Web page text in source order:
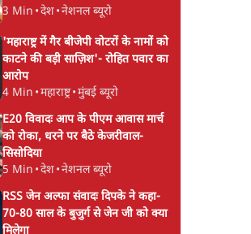
3 Min •देश•नेशनल ब्यूरो
'महाराष्ट्र में गैर बीजेपी वोटरों के नामों को
काटने की बड़ी साज़िश'- रोहित पवार का
आरोप
4 Min •महाराष्ट्र•मुंबई ब्यूरो
E20 विवादः आप के पीएम आवास मार्च
को रोका, धरने पर बैठे केजरीवाल-
सिसोदिया
5 Min •देश•नेशनल ब्यूरो
RSS जेन अल्फा संवादः दिपके ने कहा-
70-80 साल के बुजुर्ग से जेन जी को क्या